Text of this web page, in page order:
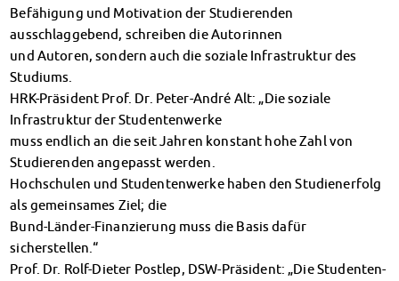
Kultur & Internationales
Beratung für Internationals
Wohnen für Internationals
IKUS und InterKultiTreff
Kulturförderung
KreativWorkshops
Magdeburger Studierendentage
AnsprechpartnerInnen
Kinderbetreuung
Kita CampusKids
Voranmeldung KiTa-Platz
Randzeitenbetreuung
Befähigung und Motivation der Studierenden
ausschlaggebend, schreiben die Autorinnen
und Autoren, sondern auch die soziale Infrastruktur des
Studiums.
HRK-Präsident Prof. Dr. Peter-André Alt: „Die soziale
Infrastruktur der Studentenwerke
muss endlich an die seit Jahren konstant hohe Zahl von
Studierenden angepasst werden.
Hochschulen und Studentenwerke haben den Studienerfolg
als gemeinsames Ziel; die
Bund-Länder-Finanzierung muss die Basis dafür
sicherstellen.“
Prof. Dr. Rolf-Dieter Postlep, DSW-Präsident: „Die Studenten-